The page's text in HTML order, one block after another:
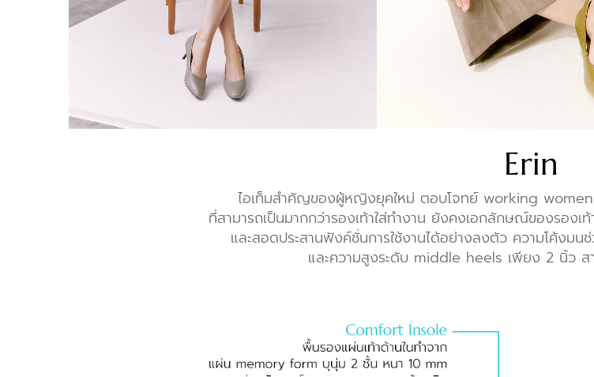
Erin
ไอเท็มสำคัญของผู้หญิงยุคใหม่ ตอบโจทย์ working
ที่สามารถเป็นมากกว่ารองเท้าใส่ทำงาน ยังคงเอกลักษณ์ของรองเ
และสอดประสานฟังค์ชั่นการใช้งานได้อย่างลงตัว ความโค้งมน
และความสูงระดับ middle heels เพียง 2 นิ้ว สา